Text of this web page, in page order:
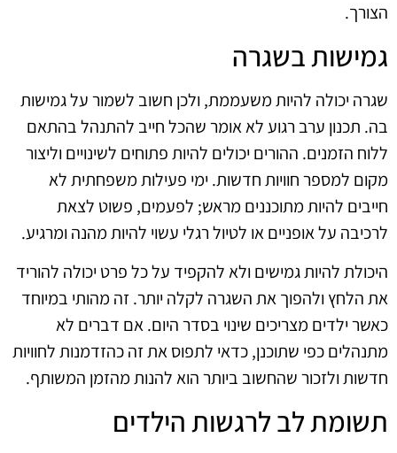
הצורך.
גמישות בשגרה
שגרה יכולה להיות משעממת, ולכן חשוב לשמור על גמישות
בה. תכנון ערב רגוע לא אומר שהכל חייב להתנהל בהתאם
ללוח הזמנים. ההורים יכולים להיות פתוחים לשינויים וליצור
מקום למספר חוויות חדשות. ימי פעילות משפחתית לא
חייבים להיות מתוכננים מראש; לפעמים, פשוט לצאת
לרכיבה על אופניים או לטיול רגלי עשוי להיות מהנה ומרגיע.
היכולת להיות גמישים ולא להקפיד על כל פרט יכולה להוריד
את הלחץ ולהפוך את השגרה לקלה יותר. זה מהותי במיוחד
כאשר ילדים מצריכים שינוי בסדר היום. אם דברים לא
מתנהלים כפי שתוכנן, כדאי לתפוס את זה כהזדמנות לחוויות
חדשות ולזכור שהחשוב ביותר הוא להנות מהזמן המשותף.
תשומת לב לרגשות הילדים